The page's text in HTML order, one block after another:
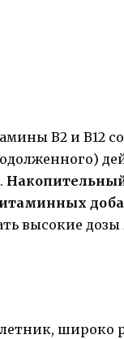
В2 и В12
высокие
широко